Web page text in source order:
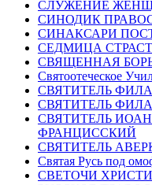
СЛУЖЕНИЕ
СИНОДИК
СИНАКСАРИ
СЕДМИЦА
СВЯЩЕННАЯ
Святоотеческое
СВЯТИТЕЛЬ
СВЯТИТЕЛЬ
СВЯТИТЕЛЬ
ФРАНЦИССКИЙ
СВЯТИТЕЛЬ
Святая Русь под
СВЕТОЧИ